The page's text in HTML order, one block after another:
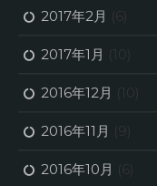
2017年2月 (6)
2017年1月 (10)
2016年12月 (10)
2016年11月 (9)
2016年10月 (6)